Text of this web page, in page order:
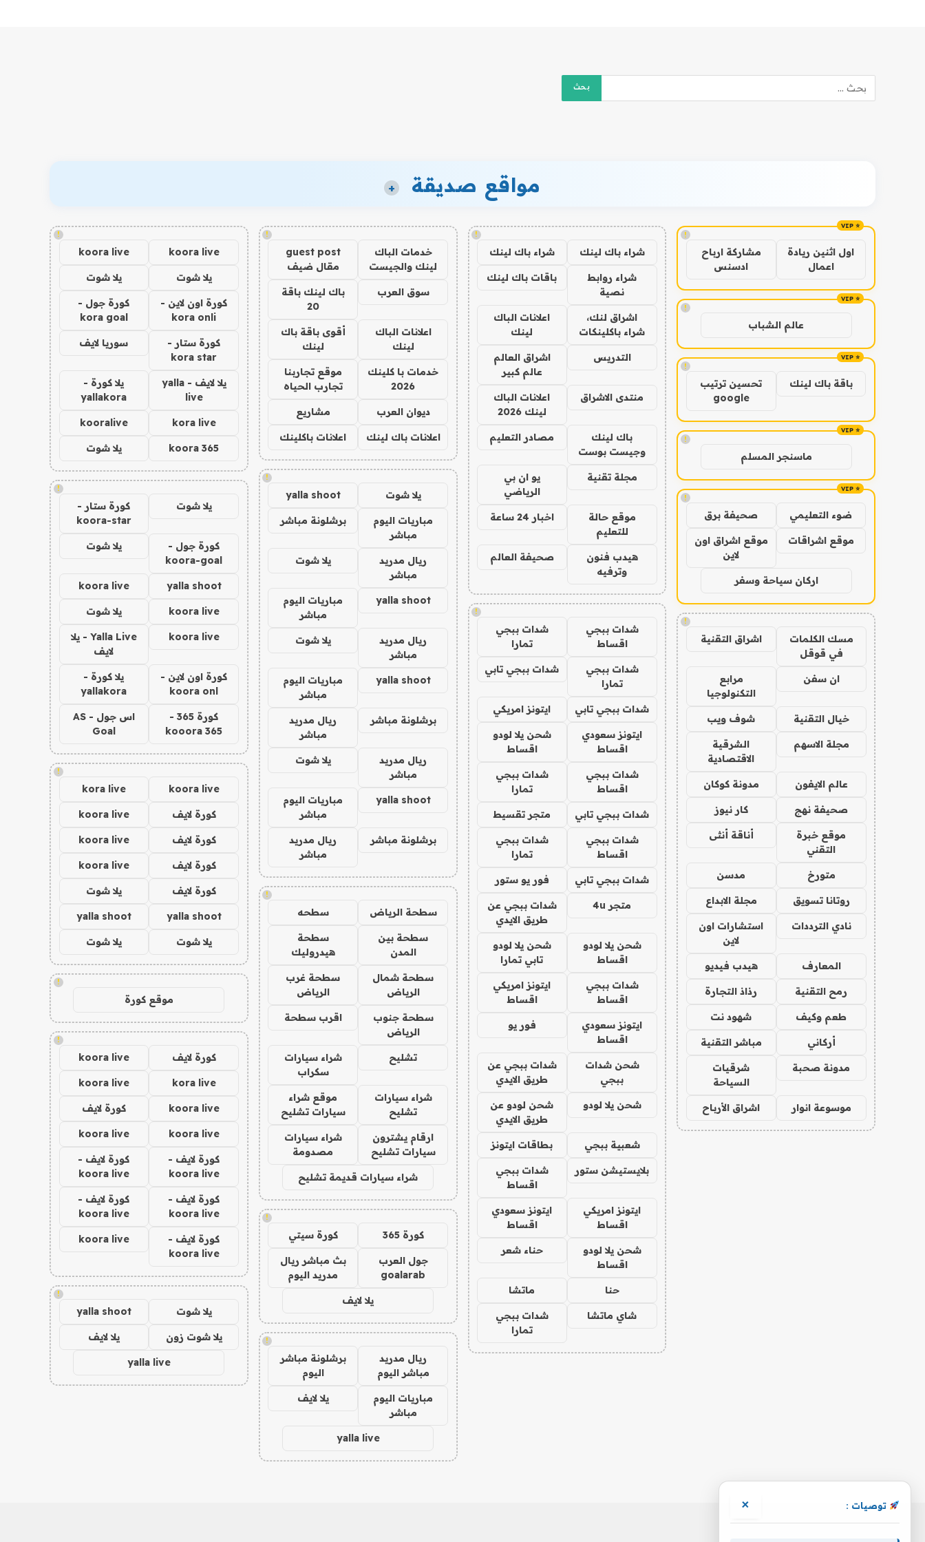
مواقع صديقة +
!
اول اثنين ريادة
اعمال
مشاركة ارباح
ادسنس
!
عالم الشباب
!
باقة باك لينك
تحسين ترتيب
google
!
ماسنجر المسلم
!
ضوء التعليمي صحيفة برق
موقع اشراقات
موقع اشراق اون
لاين
اركان سياحة وسفر
!
مسك الكلمات
في قوقل
اشراق التقنية
ان سفن
مرابع
التكنولوجيا
خيال التقنية شوف ويب
مجلة الاسهم
الشرقية
الاقتصادية
عالم الايفون مدونة كوكان
صحيفة نهج كار نيوز
موقع خبرة
التقني
أناقة أنثى
متورخ مدسن
روتانا تسويق مجلة الابداع
نادي الترددات
استشارات اون
لاين
المعارف هيدب فيديو
رمح التقنية رذاذ التجارة
طعم وكيف شهود نت
أركاني مباشر التقنية
مدونة صحبة
شرقيات
السياحة
موسوعة انوار اشراق الأرباح
!
شراء باك لينك شراء باك لينك
شراء روابط
نصية
باقات باك لينك
اشراق لنك،
شراء باكلينكات
اعلانات الباك
لينك
التدريس
اشراق العالم
عالم كبير
منتدى الاشراق
اعلانات الباك
لينك 2026
باك لينك
وجيست بوست
مصادر التعليم
مجلة تقنية
يو ان بي
الرياضي
موقع حالة
للتعليم
اخبار 24 ساعة
هيدب فنون
وترفيه
صحيفة العالم
!
شدات ببجي
اقساط
شدات ببجي
تمارا
شدات ببجي
تمارا
شدات ببجي تابي
شدات ببجي تابي ايتونز امريكي
ايتونز سعودي
اقساط
شحن يلا لودو
اقساط
شدات ببجي
اقساط
شدات ببجي
تمارا
شدات ببجي تابي متجر تقسيط
شدات ببجي
اقساط
شدات ببجي
تمارا
شدات ببجي تابي فور يو ستور
متجر 4u
شدات ببجي عن
طريق الايدي
شحن يلا لودو
اقساط
شحن يلا لودو
تابي تمارا
شدات ببجي
اقساط
ايتونز امريكي
اقساط
ايتونز سعودي
اقساط
فور يو
شحن شدات
ببجي
شدات ببجي عن
طريق الايدي
شحن يلا لودو
شحن لودو عن
طريق الايدي
شعبية ببجي بطاقات ايتونز
بلايستيشن ستور
شدات ببجي
اقساط
ايتونز امريكي
اقساط
ايتونز سعودي
اقساط
شحن يلا لودو
اقساط
حناء شعر
حنا ماتشا
شاي ماتشا
شدات ببجي
تمارا
!
خدمات الباك
لينك والجيست
guest post
مقال ضيف
سوق العرب
باك لينك باقة
20
اعلانات الباك
لينك
أقوى باقة باك
لينك
خدمات با كلينك
2026
موقع تجاربنا
تجارب الحياه
ديوان العرب مشاريع
اعلانات باك لينك اعلانات باكلينك
!
يلا شوت yalla shoot
مباريات اليوم
مباشر
برشلونة مباشر
ريال مدريد
مباشر
يلا شوت
yalla shoot
مباريات اليوم
مباشر
ريال مدريد
مباشر
يلا شوت
yalla shoot
مباريات اليوم
مباشر
برشلونة مباشر
ريال مدريد
مباشر
ريال مدريد
مباشر
يلا شوت
yalla shoot
مباريات اليوم
مباشر
برشلونة مباشر
ريال مدريد
مباشر
!
سطحة الرياض سطحه
سطحة بين
المدن
سطحة
هيدروليك
سطحة شمال
الرياض
سطحة غرب
الرياض
سطحة جنوب
الرياض
اقرب سطحة
تشليح
شراء سيارات
سكراب
شراء سيارات
تشليح
موقع شراء
سيارات تشليح
ارقام يشترون
سيارات تشليح
شراء سيارات
مصدومة
شراء سيارات قديمة تشليح
!
كورة 365 كورة سيتي
جول العرب
goalarab
بث مباشر ريال
مدريد اليوم
يلا لايف
!
ريال مدريد
مباشر اليوم
برشلونة مباشر
اليوم
مباريات اليوم
مباشر
يلا لايف
yalla live
!
koora live
koora live
يلا شوت يلا شوت
كورة اون لاين -
kora onli
كورة جول -
kora goal
كورة ستار -
kora star
سوريا لايف
يلا لايف - yalla
live
يلا كورة -
yallakora
kora live
kooralive
koora 365 يلا شوت
!
يلا شوت
كورة ستار -
koora-star
كورة جول -
koora-goal
يلا شوت
yalla shoot
koora live
koora live يلا شوت
koora live
Yalla Live - يلا
لايف
كورة اون لاين -
koora onl
يلا كورة -
yallakora
كورة 365 -
kooora 365
اس جول - AS
Goal
!
koora live
kora live
كورة لايف koora live
كورة لايف koora live
كورة لايف koora live
كورة لايف يلا شوت
yalla shoot
yalla shoot
يلا شوت يلا شوت
!
موقع كورة
!
كورة لايف koora live
kora live
koora live
koora live كورة لايف
koora live
koora live
كورة لايف -
koora live
كورة لايف -
koora live
كورة لايف -
koora live
كورة لايف -
koora live
كورة لايف -
koora live
koora live
!
يلا شوت yalla shoot
يلا شوت زون يلا لايف
yalla live
توصيات : ×